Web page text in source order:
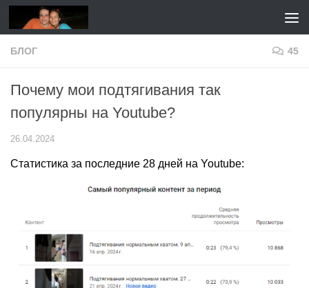
Перейти к содержимому
БЛОГ 45
Почему мои подтягивания так
популярны на Youtube?
26.04.2024
Статистика за последние 28 дней на Youtube: